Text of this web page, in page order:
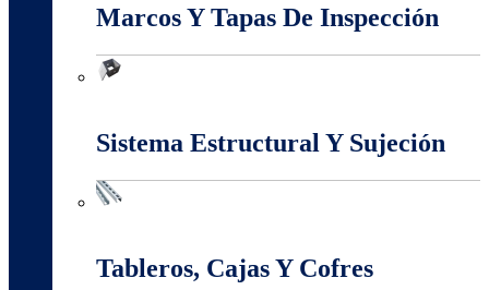
Marcos Y Tapas De Inspección
Sistema Estructural Y Sujeción
Tableros, Cajas Y Cofres